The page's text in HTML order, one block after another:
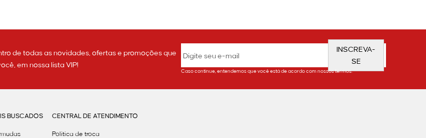
de todas as novidades, ofertas e promoções que
em nossa lista VIP!
INSCREVA-
SE
Caso continue, entendemos que você está de acordo com nossos termos.
BUSCADOS CENTRAL DE ATENDIMENTO
Política de troca